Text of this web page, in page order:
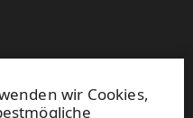
wir Cookies,